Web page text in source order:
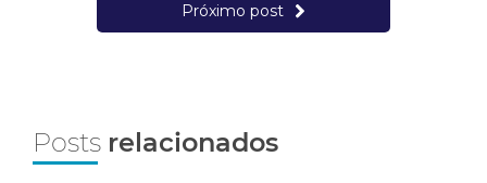
Próximo post
Posts relacionados